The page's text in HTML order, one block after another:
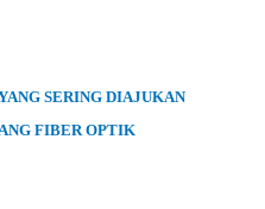
SERING DIAJUKAN
FIBER OPTIK